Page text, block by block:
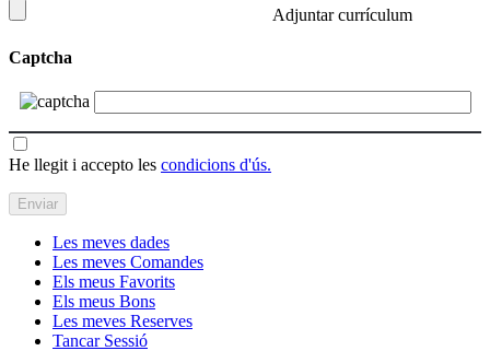
Adjuntar currículum
Captcha
He llegit i accepto les condicions d'ús.
Les meves dades
Les meves Comandes
Els meus Favorits
Els meus Bons
Les meves Reserves
Tancar Sessió